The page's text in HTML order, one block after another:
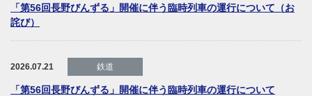
「第56回長野びんずる」開催に伴う臨時列車の運行について（お
詫び）
2026.07.21 鉄道
「第56回長野びんずる」開催に伴う臨時列車の運行について